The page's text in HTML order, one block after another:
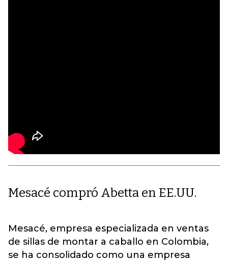
Mesacé compró Abetta en EE.UU.
Mesacé, empresa especializada en ventas
de sillas de montar a caballo en Colombia,
se ha consolidado como una empresa